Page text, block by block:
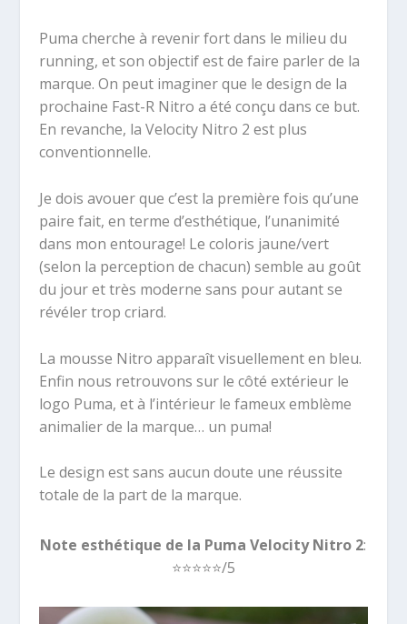
Puma cherche à revenir fort dans le milieu du
running, et son objectif est de faire parler de la
marque. On peut imaginer que le design de la
prochaine Fast-R Nitro a été conçu dans ce but.
En revanche, la Velocity Nitro 2 est plus
conventionnelle.
Je dois avouer que c’est la première fois qu’une
paire fait, en terme d’esthétique, l’unanimité
dans mon entourage! Le coloris jaune/vert
(selon la perception de chacun) semble au goût
du jour et très moderne sans pour autant se
révéler trop criard.
La mousse Nitro apparaît visuellement en bleu.
Enfin nous retrouvons sur le côté extérieur le
logo Puma, et à l’intérieur le fameux emblème
animalier de la marque… un puma!
Le design est sans aucun doute une réussite
totale de la part de la marque.
Note esthétique de la Puma Velocity Nitro 2:
⭐️⭐️⭐️⭐️⭐️/5